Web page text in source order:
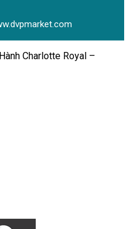
Charlotte Royal –